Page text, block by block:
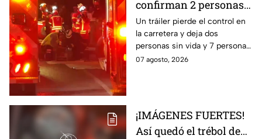
confirman 2 personas
fall3cidas y 7
lesion4dos en
accid3nte carretero en
Irapuato; esto se sabe
Un tráiler pierde el control en
la carretera y deja dos
personas sin vida y 7 personas
más lesionadas.
07 agosto, 2026
¡IMÁGENES FUERTES!
Así quedó el trébol de